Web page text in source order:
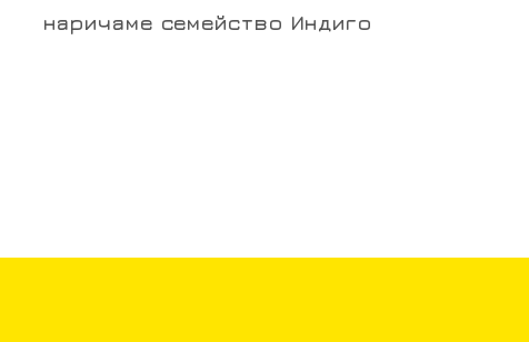
наричаме семейство Индиго